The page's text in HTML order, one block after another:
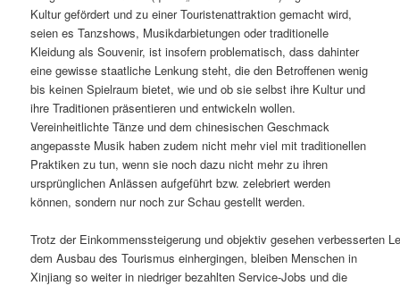
Kultur gefördert und zu einer Touristenattraktion gemacht wird,
seien es Tanzshows, Musikdarbietungen oder traditionelle
Kleidung als Souvenir, ist insofern problematisch, dass dahinter
eine gewisse staatliche Lenkung steht, die den Betroffenen wenig
bis keinen Spielraum bietet, wie und ob sie selbst ihre Kultur und
ihre Traditionen präsentieren und entwickeln wollen.
Vereinheitlichte Tänze und dem chinesischen Geschmack
angepasste Musik haben zudem nicht mehr viel mit traditionellen
Praktiken zu tun, wenn sie noch dazu nicht mehr zu ihren
ursprünglichen Anlässen aufgeführt bzw. zelebriert werden
können, sondern nur noch zur Schau gestellt werden.
Trotz der Einkommenssteigerung und objektiv gesehen verbesserten
dem Ausbau des Tourismus einhergingen, bleiben Menschen in
Xinjiang so weiter in niedriger bezahlten Service-Jobs und die